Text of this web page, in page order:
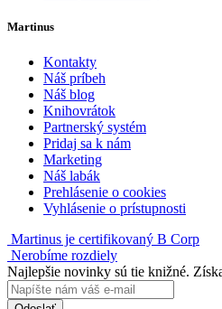
Martinus
Kontakty
Náš príbeh
Náš blog
Knihovrátok
Partnerský systém
Pridaj sa k nám
Marketing
Náš labák
Prehlásenie o cookies
Vyhlásenie o prístupnosti
Martinus je certifikovaný B Corp
Nerobíme rozdiely
Najlepšie novinky sú tie knižné.